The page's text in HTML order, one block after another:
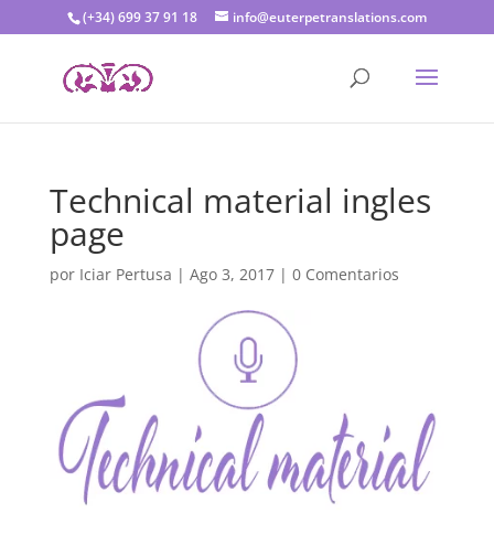
(+34) 699 37 91 18 info@euterpetranslations.com
Technical material ingles
page
por Iciar Pertusa | Ago 3, 2017| 0 Comentarios